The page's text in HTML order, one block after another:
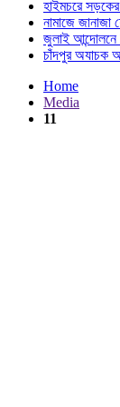
হাইমচরে
নামাজে
জুলাই আন্দোলনে
চাঁদপুর অযাচক
Home
Media
11